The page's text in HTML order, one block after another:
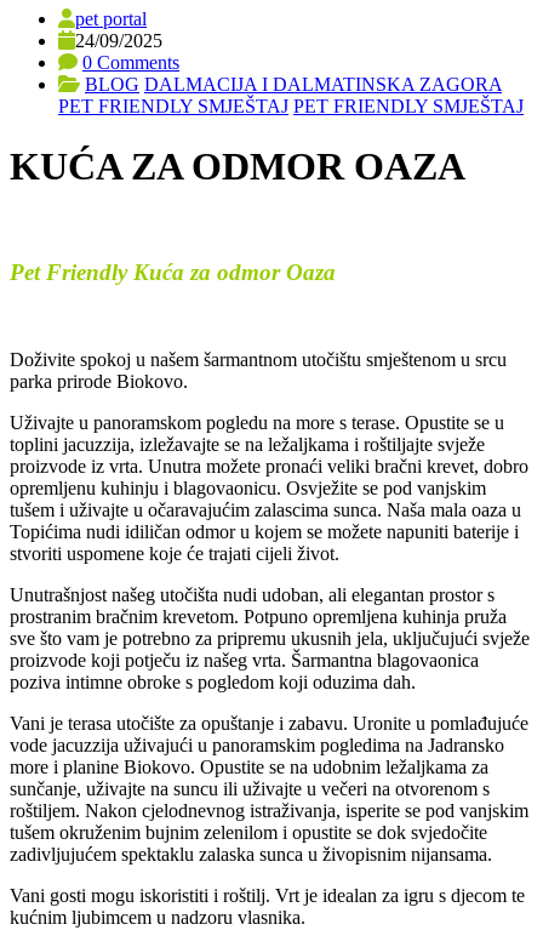
pet portal
24/09/2025
0 Comments
BLOG DALMACIJA I DALMATINSKA ZAGORA
PET FRIENDLY SMJEŠTAJ PET FRIENDLY SMJEŠTAJ
KUĆA ZA ODMOR OAZA
Pet Friendly Kuća za odmor Oaza
Doživite spokoj u našem šarmantnom utočištu smještenom u srcu
parka prirode Biokovo.
Uživajte u panoramskom pogledu na more s terase. Opustite se u
toplini jacuzzija, izležavajte se na ležaljkama i roštiljajte svježe
proizvode iz vrta. Unutra možete pronaći veliki bračni krevet, dobro
opremljenu kuhinju i blagovaonicu. Osvježite se pod vanjskim
tušem i uživajte u očaravajućim zalascima sunca. Naša mala oaza u
Topićima nudi idiličan odmor u kojem se možete napuniti baterije i
stvoriti uspomene koje će trajati cijeli život.
Unutrašnjost našeg utočišta nudi udoban, ali elegantan prostor s
prostranim bračnim krevetom. Potpuno opremljena kuhinja pruža
sve što vam je potrebno za pripremu ukusnih jela, uključujući svježe
proizvode koji potječu iz našeg vrta. Šarmantna blagovaonica
poziva intimne obroke s pogledom koji oduzima dah.
Vani je terasa utočište za opuštanje i zabavu. Uronite u pomlađujuće
vode jacuzzija uživajući u panoramskim pogledima na Jadransko
more i planine Biokovo. Opustite se na udobnim ležaljkama za
sunčanje, uživajte na suncu ili uživajte u večeri na otvorenom s
roštiljem. Nakon cjelodnevnog istraživanja, isperite se pod vanjskim
tušem okruženim bujnim zelenilom i opustite se dok svjedočite
zadivljujućem spektaklu zalaska sunca u živopisnim nijansama.
Vani gosti mogu iskoristiti i roštilj. Vrt je idealan za igru s djecom te
kućnim ljubimcem u nadzoru vlasnika.